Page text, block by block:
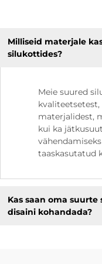
Milliseid materjale
silukottides?
Meie suured
materjalidest,
kui ka
taaskasutatud
Kas saan oma
disaini kohandada?